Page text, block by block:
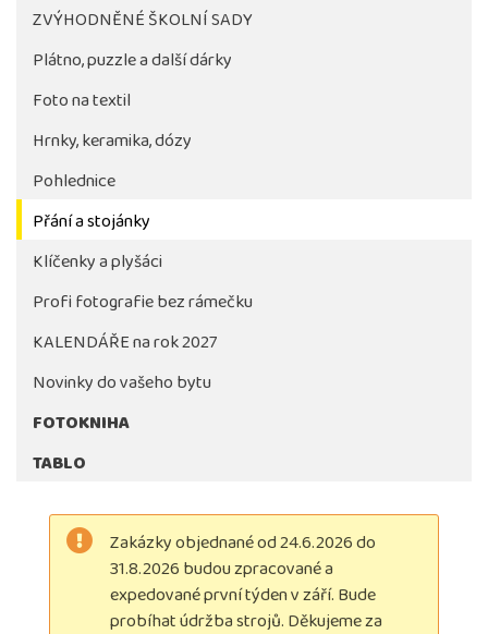
Tlačítko pro stažení fotografie bude aktivni až po
objednávky školy
ZVÝHODNĚNÉ ŠKOLNÍ SADY
Plátno, puzzle a další dárky
Foto na textil
Hrnky, keramika, dózy
Pohlednice
Přání a stojánky
Klíčenky a plyšáci
Profi fotografie bez rámečku
KALENDÁŘE na rok 2027
Novinky do vašeho bytu
FOTOKNIHA
TABLO
Zakázky objednané od 24.6.2026 do
31.8.2026 budou zpracované a
expedované první týden v září. Bude
probíhat údržba strojů. Děkujeme za